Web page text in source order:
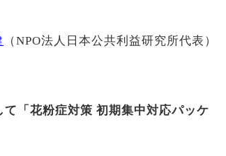
（NPO法人日本公共利益研究所代表）
「花粉症対策 初期集中対応パッケ